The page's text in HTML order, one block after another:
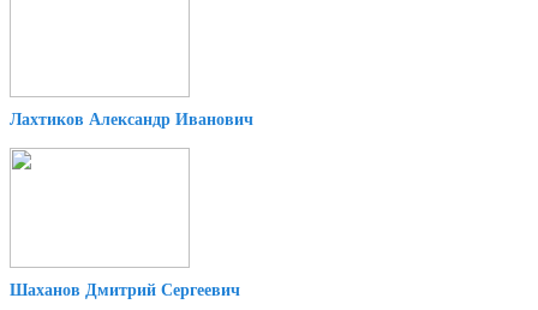
Лахтиков Александр Иванович
Шаханов Дмитрий Сергеевич